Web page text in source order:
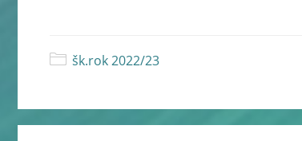
šk.rok 2022/23